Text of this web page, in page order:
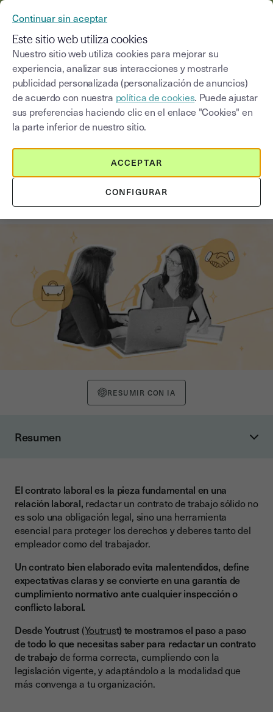
Blog
Seleccionar una categoría Saisissez un terme
Cómo redactar un contrato de
trabajo paso a paso
RESUMIR CON IA
Resumen
Tipos de contrato de trabajo en España
Cómo redactar un contrato de trabajo paso a paso
1. Datos identificativos de las partes
3. Puesto de trabajo y funciones
4. Jornada y horario
6. Vacaciones y permisos
7. Convenio colectivo de aplicación
8. Régimen disciplinario
El contrato laboral es la pieza fundamental en una
relación laboral, redactar un contrato de trabajo sólido no
es solo una obligación legal, sino una herramienta
esencial para proteger los derechos y deberes tanto del
empleador como del trabajador.
Un contrato bien elaborado evita malentendidos, define
expectativas claras y se convierte en una garantía de
cumplimiento normativo ante cualquier inspección o
conflicto laboral.
Desde Youtrust (Youtrust) te mostramos el paso a paso
de todo lo que necesitas saber para redactar un contrato
de trabajode forma correcta, cumpliendo con la
legislación vigente, y adaptándolo a la modalidad que
más convenga a tu organización.
Continuar sin aceptar
Este sitio web utiliza cookies
Nuestro sitio web utiliza cookies para mejorar su
experiencia, analizar sus interacciones y mostrarle
publicidad personalizada (personalización de anuncios)
de acuerdo con nuestra política de cookies. Puede ajustar
sus preferencias haciendo clic en el enlace "Cookies" en
la parte inferior de nuestro sitio.
CONFIGURAR
ACCEPTAR